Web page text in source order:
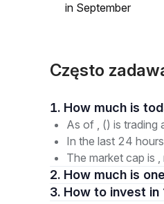
in September
Często
1. How
As of , () is trading
In the last 24
The market cap is
2. How much is
3. How to invest in